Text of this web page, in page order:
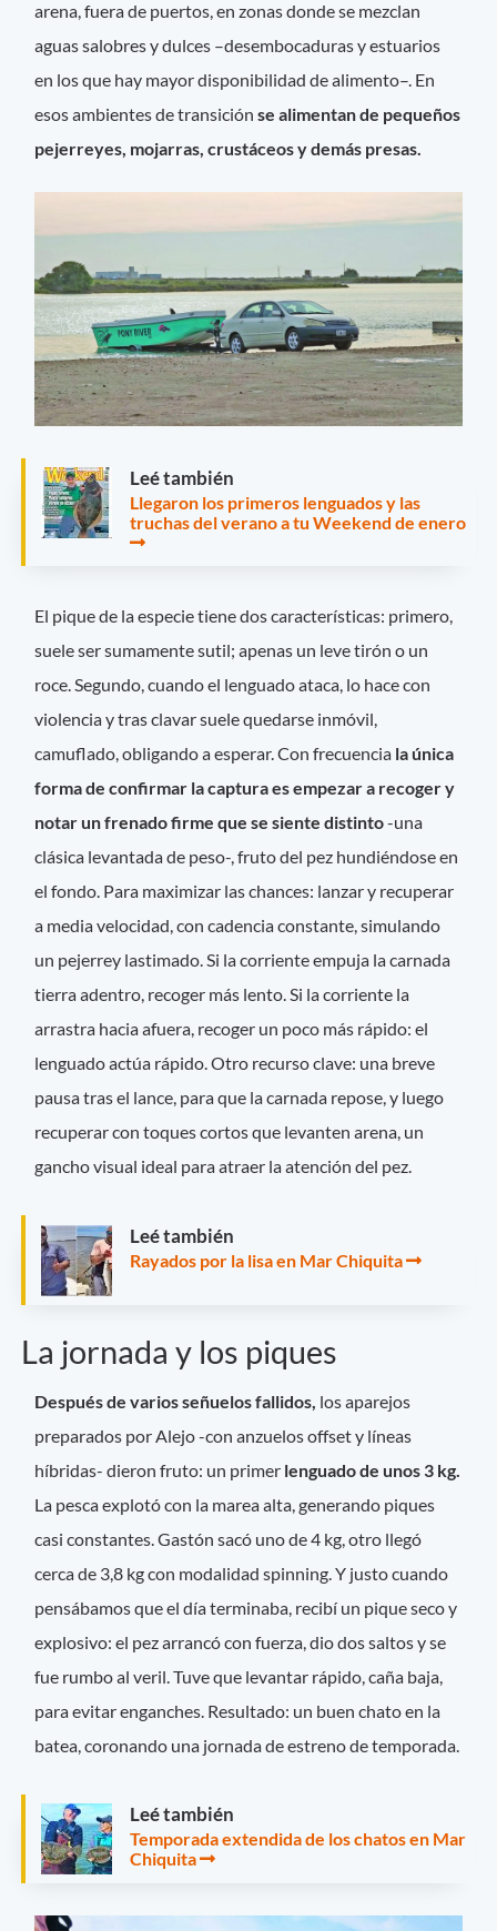
arena, fuera de puertos, en zonas donde se mezclan
aguas salobres y dulces –desembocaduras y estuarios
en los que hay mayor disponibilidad de alimento–. En
esos ambientes de transiciónse alimentan de pequeños
pejerreyes, mojarras, crustáceos y demás presas.
Leé también
Llegaron los primeros lenguados y las
truchas del verano a tu Weekend de enero
El pique de la especie tiene dos características: primero,
suele ser sumamente sutil; apenas un leve tirón o un
roce. Segundo, cuando el lenguado ataca, lo hace con
violencia y tras clavar suele quedarse inmóvil,
camuflado, obligando a esperar. Con frecuencia la única
forma de confirmar la captura es empezar a recoger y
notar un frenado firme que se siente distinto-una
clásica levantada de peso-, fruto del pez hundiéndose en
el fondo. Para maximizar las chances: lanzar y recuperar
a media velocidad, con cadencia constante, simulando
un pejerrey lastimado. Si la corriente empuja la carnada
tierra adentro, recoger más lento. Si la corriente la
arrastra hacia afuera, recoger un poco más rápido: el
lenguado actúa rápido. Otro recurso clave: una breve
pausa tras el lance, para que la carnada repose, y luego
recuperar con toques cortos que levanten arena, un
gancho visual ideal para atraer la atención del pez.
Leé también
Rayados por la lisa en Mar Chiquita
La jornada y los piques
Después de varios señuelos fallidos, los aparejos
preparados por Alejo -con anzuelos offset y líneas
híbridas- dieron fruto: un primer lenguado de unos 3 kg.
La pesca explotó con la marea alta, generando piques
casi constantes. Gastón sacó uno de 4 kg, otro llegó
cerca de 3,8 kg con modalidad spinning. Y justo cuando
pensábamos que el día terminaba, recibí un pique seco y
explosivo: el pez arrancó con fuerza, dio dos saltos y se
fue rumbo al veril. Tuve que levantar rápido, caña baja,
para evitar enganches. Resultado: un buen chato en la
batea, coronando una jornada de estreno de temporada.
Leé también
Temporada extendida de los chatos en Mar
Chiquita